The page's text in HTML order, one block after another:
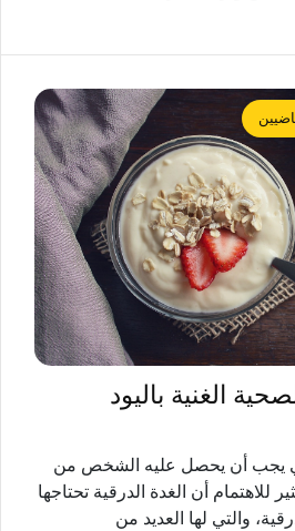
الغنية باليود
يجب أن يحصل عليه الشخص من
للاهتمام أن الغدة الدرقية تحتاجها
والتي لها العديد من